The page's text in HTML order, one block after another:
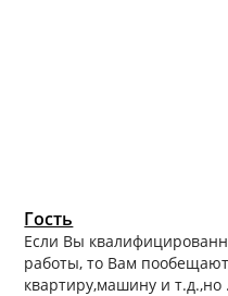
Гость
Если Вы
работы, то Вам
квартиру,машину и